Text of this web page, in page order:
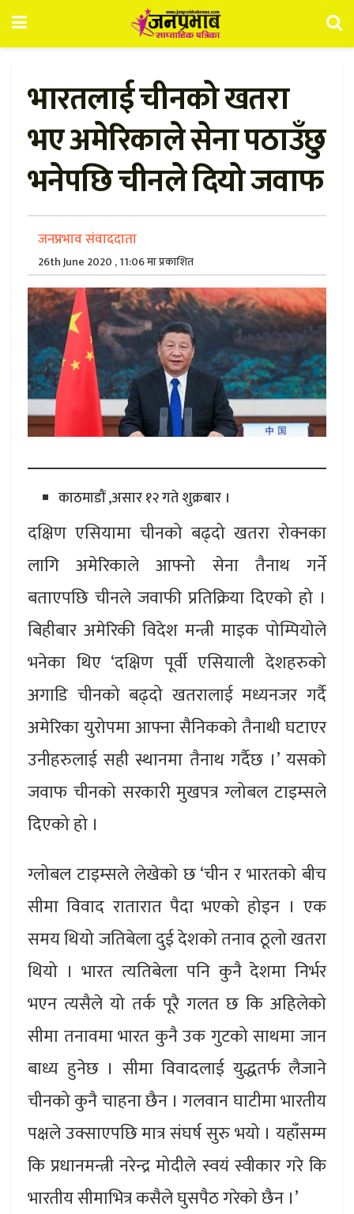
भारतलाई चीनको खतरा
भए अमेरिकाले सेना पठाउँछु
भनेपछि चीनले दियो जवाफ
जनप्रभाव संवाददाता
26th June 2020 , 11:06 मा प्रकाशित
काठमाडौं ,असार १२ गते शुक्रबार ।
दक्षिण एसियामा चीनको बढ्दो खतरा रोक्नका
लागि अमेरिकाले आफ्नो सेना तैनाथ गर्ने
बताएपछि चीनले जवाफी प्रतिक्रिया दिएको हो ।
बिहीबार अमेरिकी विदेश मन्त्री माइक पोम्पियोले
भनेका थिए ‘दक्षिण पूर्वी एसियाली देशहरुको
अगाडि चीनको बढ्दो खतरालाई मध्यनजर गर्दै
अमेरिका युरोपमा आफ्ना सैनिकको तैनाथी घटाएर
उनीहरुलाई सही स्थानमा तैनाथ गर्दैछ ।’ यसको
जवाफ चीनको सरकारी मुखपत्र ग्लोबल टाइम्सले
दिएको हो ।
ग्लोबल टाइम्सले लेखेको छ ‘चीन र भारतको बीच
सीमा विवाद रातारात पैदा भएको होइन । एक
समय थियो जतिबेला दुई देशको तनाव ठूलो खतरा
थियो । भारत त्यतिबेला पनि कुनै देशमा निर्भर
भएन त्यसैले यो तर्क पूरै गलत छ कि अहिलेको
सीमा तनावमा भारत कुनै उक गुटको साथमा जान
बाध्य हुनेछ । सीमा विवादलाई युद्धतर्फ लैजाने
चीनको कुनै चाहना छैन । गलवान घाटीमा भारतीय
पक्षले उक्साएपछि मात्र संघर्ष सुरु भयो । यहाँसम्म
कि प्रधानमन्त्री नरेन्द्र मोदीले स्वयं स्वीकार गरे कि
भारतीय सीमाभित्र कसैले घुसपैठ गरेको छैन ।’